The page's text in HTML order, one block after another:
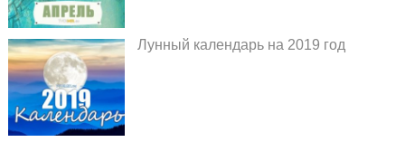
Лунный календарь на 2019 год